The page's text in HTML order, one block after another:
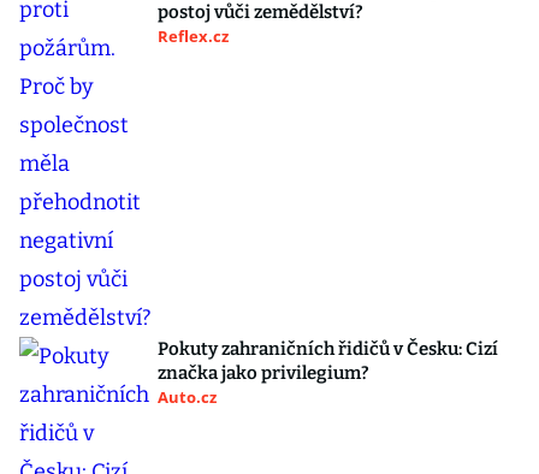
postoj vůči zemědělství?
Reflex.cz
Pokuty zahraničních řidičů v Česku: Cizí
značka jako privilegium?
Auto.cz